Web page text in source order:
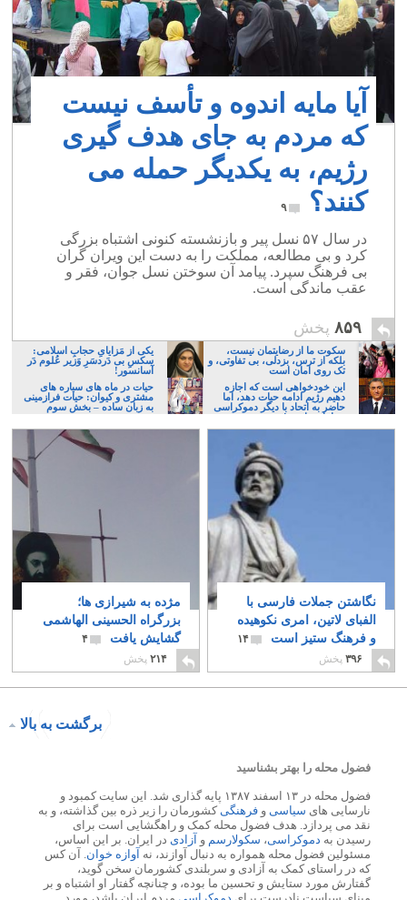
آیا مایه اندوه و تأسف نیست
که مردم به جای هدف گیری
رژیم، به یکدیگر حمله می
کنند؟
۹
در سال ۵۷ نسل پیر و بازنشسته کنونی اشتباه بزرگی
کرد و بی مطالعه، مملکت را به دست این ویران گران
بی فرهنگ سپرد. پیامد آن سوختن نسل جوان، فقر و
عقب ماندگی است.
۸۵۹ پخش
سکوت ما از رضایتمان نیست،
بلکه از ترس، بزدلی، بی تفاوتی، و
تک روی امان است
یکی از مَزایایِ حجابِ اسلامی:
سکسِ بی دَردسَرِ وَزیر عُلوم دَر
آسانسور!
این خودخواهی است که اجازه
دهیم رژیم ادامه حیات دهد، اما
حاضر به اتحاد با دیگر دموکراسی
خواهان نباشیم!
حیات در ماه های سیاره های
مشتری و کیوان: حیات فرازمینی
به زبان ساده – بخش سوم
نگاشتن جملات فارسی با
الفبای لاتین، امری نکوهیده
و فرهنگ ستیز است
۱۴
۳۹۶ پخش
مژده به شیرازی ها؛
بزرگراه الحسینی الهاشمی
گشایش یافت
۴
۲۱۴ پخش
برگشت به بالا
فضول محله را بهتر بشناسید
فضول محله در ۱۳ اسفند ۱۳۸۷ پایه گذاری شد. این سایت کمبود و
نارسایی های سیاسی و فرهنگیکشورمان را زیر ذره بین گذاشته، و به
نقد می پردازد. هدف فضول محله کمک و راهگشایی است برای
رسیدن به دموکراسی، سکولارسم و آزادی در ایران. بر این اساس،
مسئولین فضول محله همواره به دنبال آوازند، نه آوازه خوان. آن کس
که در راستای کمک به آزادی و سربلندی کشورمان سخن گوید،
گفتارش مورد ستایش و تحسین ما بوده، و چنانچه گفتار او اشتباه و بر